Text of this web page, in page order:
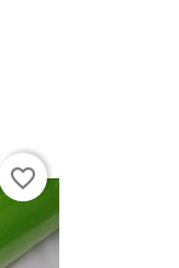
favorite_border